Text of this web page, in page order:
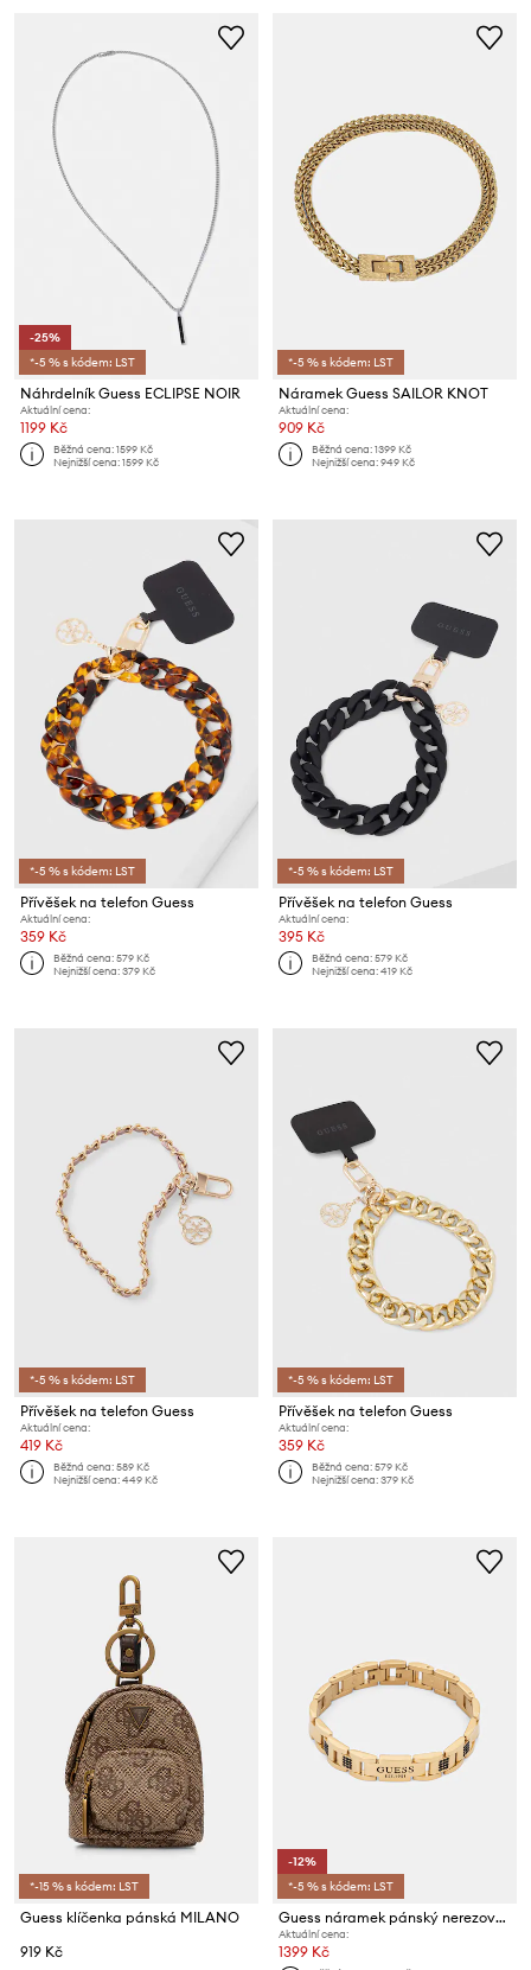
-25%
*-5 % s kódem: LST
Náhrdelník Guess ECLIPSE NOIR
Aktuální cena:
1199 Kč
Běžná cena:1599 Kč
Nejnižší cena:1599 Kč
*-5 % s kódem: LST
Náramek Guess SAILOR KNOT
Aktuální cena:
909 Kč
Běžná cena:1399 Kč
Nejnižší cena:949 Kč
*-5 % s kódem: LST
Přívěšek na telefon Guess
Aktuální cena:
359 Kč
Běžná cena:579 Kč
Nejnižší cena:379 Kč
*-5 % s kódem: LST
Přívěšek na telefon Guess
Aktuální cena:
395 Kč
Běžná cena:579 Kč
Nejnižší cena:419 Kč
*-5 % s kódem: LST
Přívěšek na telefon Guess
Aktuální cena:
419 Kč
Běžná cena:589 Kč
Nejnižší cena:449 Kč
*-5 % s kódem: LST
Přívěšek na telefon Guess
Aktuální cena:
359 Kč
Běžná cena:579 Kč
Nejnižší cena:379 Kč
*-15 % s kódem: LST
Guess klíčenka pánská MILANO
919 Kč
-12%
*-5 % s kódem: LST
Guess náramek pánský nerezová ocel Crystal
Aktuální cena:
1399 Kč